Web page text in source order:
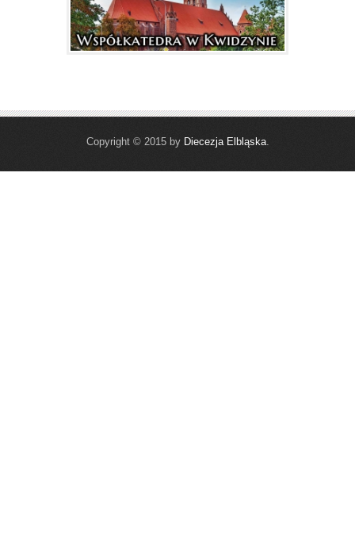
Copyright © 2015 by Diecezja Elbląska.